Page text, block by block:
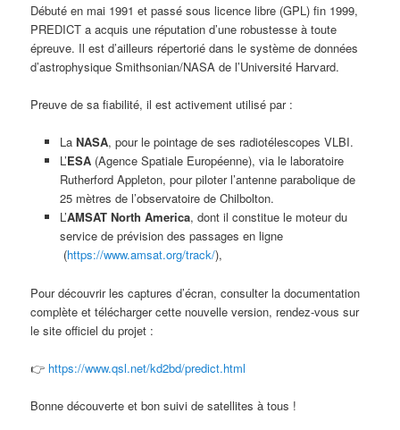
Débuté en mai 1991 et passé sous licence libre (GPL) fin 1999,
PREDICT a acquis une réputation d’une robustesse à toute
épreuve. Il est d’ailleurs répertorié dans le système de données
d’astrophysique Smithsonian/NASA de l’Université Harvard.
Preuve de sa fiabilité, il est activement utilisé par :
La NASA, pour le pointage de ses radiotélescopes VLBI.
L’ESA(Agence Spatiale Européenne), via le laboratoire
Rutherford Appleton, pour piloter l’antenne parabolique de
25 mètres de l’observatoire de Chilbolton.
L’AMSAT North America, dont il constitue le moteur du
service de prévision des passages en ligne
(https://www.amsat.org/track/),
Pour découvrir les captures d’écran, consulter la documentation
complète et télécharger cette nouvelle version, rendez-vous sur
le site officiel du projet :
👉 https://www.qsl.net/kd2bd/predict.html
Bonne découverte et bon suivi de satellites à tous !